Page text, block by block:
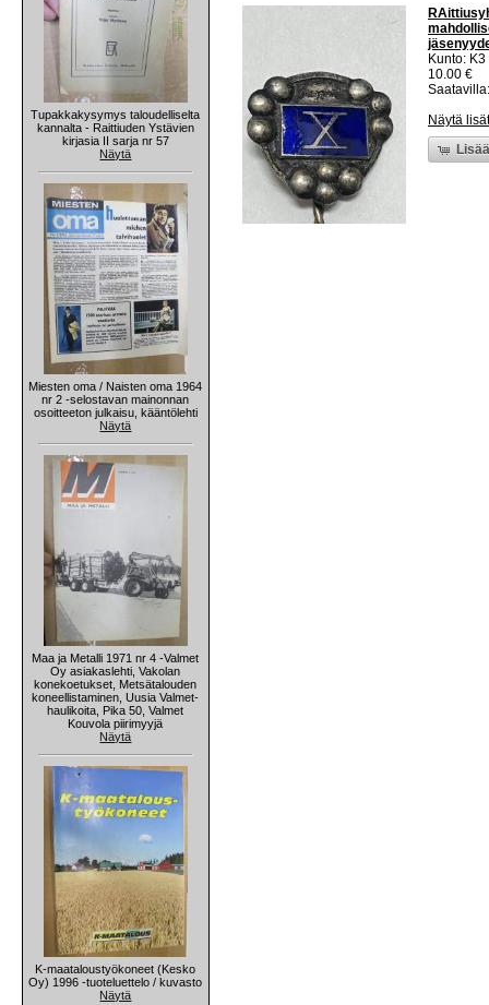
Tupakkakysymys taloudelliselta
kannalta - Raittiuden Ystävien
kirjasia II sarja nr 57
Näytä
Miesten oma / Naisten oma 1964
nr 2 -selostavan mainonnan
osoitteeton julkaisu, kääntölehti
Näytä
Maa ja Metalli 1971 nr 4 -Valmet
Oy asiakaslehti, Vakolan
konekoetukset, Metsätalouden
koneellistaminen, Uusia Valmet-
haulikoita, Pika 50, Valmet
Kouvola piirimyyjä
Näytä
K-maataloustyökoneet (Kesko
Oy) 1996 -tuoteluettelo / kuvasto
Näytä
Kunto:
10.00 €
Näytä